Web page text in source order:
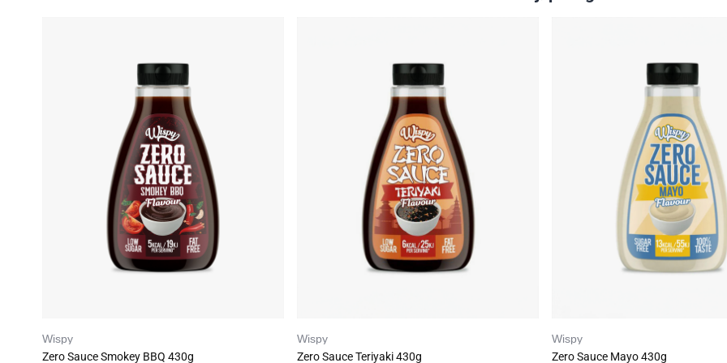
Ingredienser:
Vann, eddik, tomatpuré (3 %),
gummi, xantangummi), sitrusfibre, salt, urter,
(melkesyre, sitronsyre), krydder (inneholder koriander),
fargestoff (karoten), konserveringsmidler (kaliumsorbat),
(sukralose), aroma.
Opbevares kjølig og mørkt. Åpen flaske settes i
Inneholder søtningsmiddel.
Best før: 6. juni 2026
Wispy
Zero Sauce Smokey BBQ 430g
Wispy
Zero Sauce Teriyaki 430g
Wispy
Zero Sauce Mayo 430g